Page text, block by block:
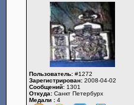
Пользователь: #1272
Зарегистрирован: 2008-04-02
Сообщений: 1301
Откуда: Санкт Петербурх
Медали : 4